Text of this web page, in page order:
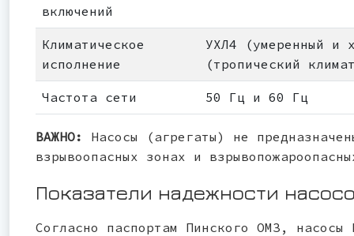
включений
Климатическое
исполнение
УХЛ4 (умеренный и
(тропический
Частота сети 50 Гц и 60 Гц
ВАЖНО: Насосы (агрегаты) не
взрывоопасных зонах и
Показатели надежности
Согласно паспортам Пинского ОМЗ, насосы